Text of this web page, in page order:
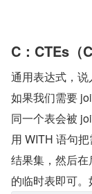
C：CTEs（
通用表达式，说
如果我们需要
同一个表会被
用 WITH 语句
结果集，然后
的临时表即可。